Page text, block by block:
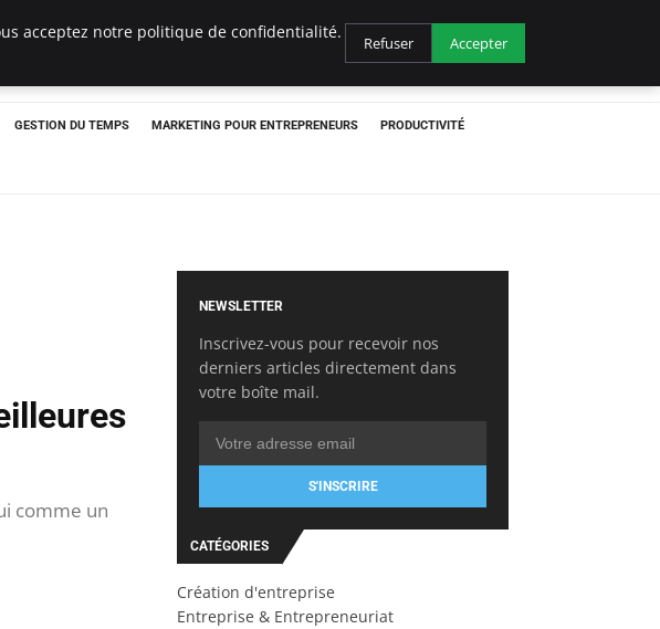
GESTION DU TEMPS MARKETING POUR ENTREPRENEURS PRODUCTIVITÉ
comme un
NEWSLETTER
Inscrivez-vous pour recevoir nos
derniers articles directement dans
votre boîte mail.
S'INSCRIRE
CATÉGORIES
Création d'entreprise
Entreprise & Entrepreneuriat
acceptez notre politique de confidentialité.
Refuser Accepter